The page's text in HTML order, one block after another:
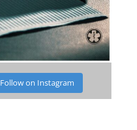
Follow on Instagram